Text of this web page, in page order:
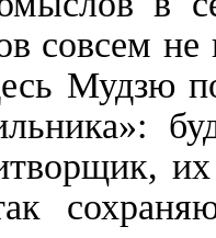
совсем
Мудзю